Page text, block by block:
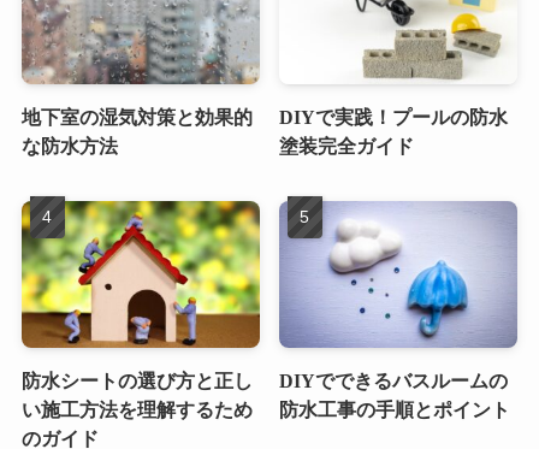
地下室の湿気対策と効果的
な防水方法
DIYで実践！プールの防水
塗装完全ガイド
防水シートの選び方と正し
い施工方法を理解するため
のガイド
DIYでできるバスルームの
防水工事の手順とポイント